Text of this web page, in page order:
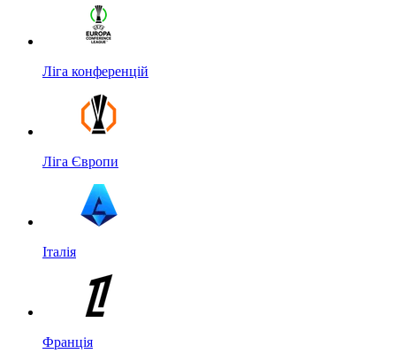
Ліга конференцій
Ліга Європи
Італія
Франція